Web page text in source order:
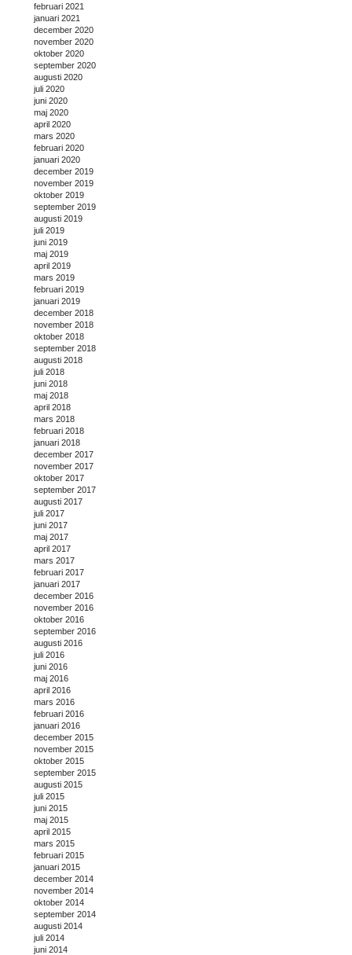
februari 2021
januari 2021
december 2020
november 2020
oktober 2020
september 2020
augusti 2020
juli 2020
juni 2020
maj 2020
april 2020
mars 2020
februari 2020
januari 2020
december 2019
november 2019
oktober 2019
september 2019
augusti 2019
juli 2019
juni 2019
maj 2019
april 2019
mars 2019
februari 2019
januari 2019
december 2018
november 2018
oktober 2018
september 2018
augusti 2018
juli 2018
juni 2018
maj 2018
april 2018
mars 2018
februari 2018
januari 2018
december 2017
november 2017
oktober 2017
september 2017
augusti 2017
juli 2017
juni 2017
maj 2017
april 2017
mars 2017
februari 2017
januari 2017
december 2016
november 2016
oktober 2016
september 2016
augusti 2016
juli 2016
juni 2016
maj 2016
april 2016
mars 2016
februari 2016
januari 2016
december 2015
november 2015
oktober 2015
september 2015
augusti 2015
juli 2015
juni 2015
maj 2015
april 2015
mars 2015
februari 2015
januari 2015
december 2014
november 2014
oktober 2014
september 2014
augusti 2014
juli 2014
juni 2014